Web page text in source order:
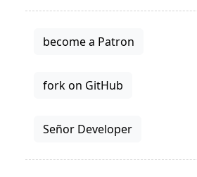
become a Patron
fork on GitHub
Señor Developer